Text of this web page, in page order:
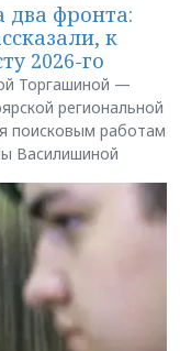
два фронта:
к
2026-го
Торгашиной —
региональной
поисковым работам
Василишиной